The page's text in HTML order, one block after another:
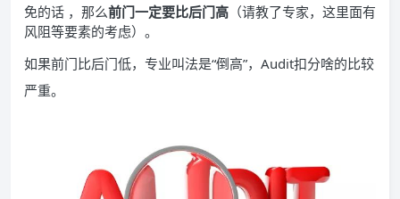
免的话 ，那么前门一定要比后门高 （请教了专家，这里面有
风阻等要素的考虑）。
如果前门比后门低，专业叫法是“倒高”，Audit扣分啥的比较
严重。